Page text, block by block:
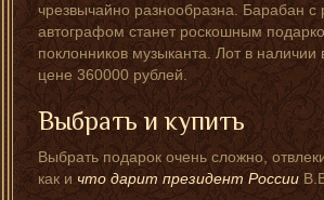
чрезвычайно разнообразна. Барабан с
автографом станет роскошным
поклонников музыканта. Лот в наличии
цене 360000 рублей.
Выбрать и купить
Выбрать подарок очень сложно,
как ичто дарит президент России